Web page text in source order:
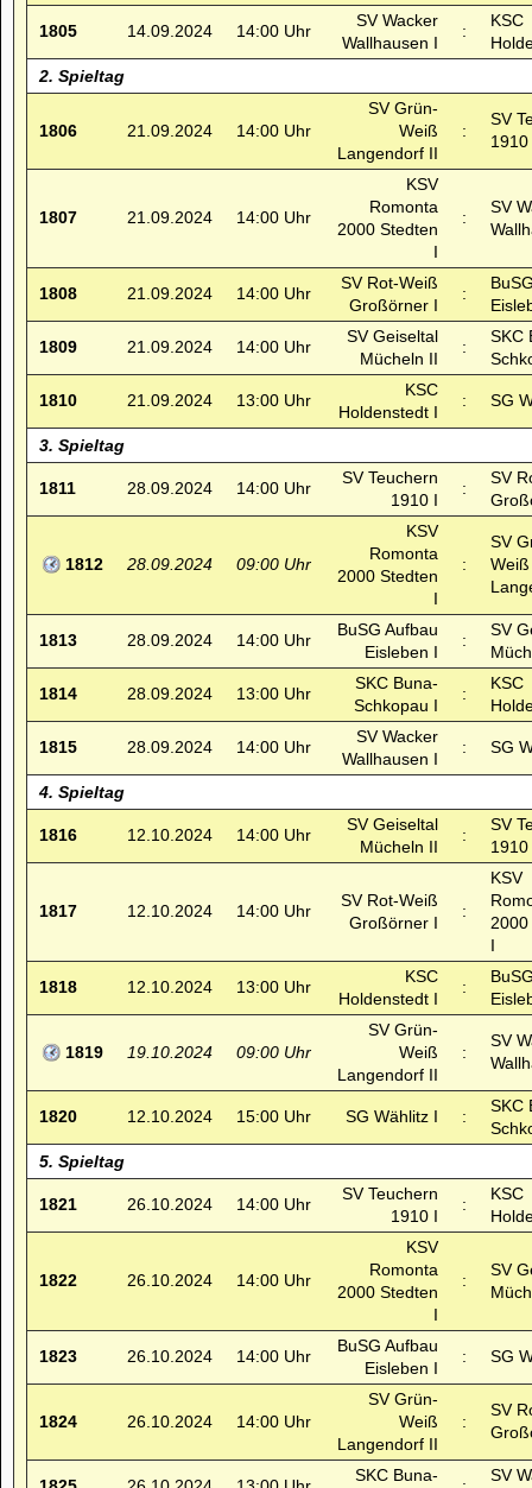
1805 14.09.2024 14:00 Uhr
SV Wacker
Wallhausen I
:
KSC
2. Spieltag
1806 21.09.2024 14:00 Uhr
SV Grün-
Weiß
Langendorf II
:
SV
1910
1807 21.09.2024 14:00 Uhr
KSV
Romonta
2000 Stedten
I
:
SV
1808 21.09.2024 14:00 Uhr
SV Rot-Weiß
Großörner I
:
1809 21.09.2024 14:00 Uhr
SV Geiseltal
Mücheln II
:
SKC
1810 21.09.2024 13:00 Uhr
KSC
Holdenstedt I
: SG
3. Spieltag
1811 28.09.2024 14:00 Uhr
SV Teuchern
1910 I
:
SV
1812 28.09.2024 09:00 Uhr
KSV
Romonta
2000 Stedten
I
:
SV
Weiß
1813 28.09.2024 14:00 Uhr
BuSG Aufbau
Eisleben I
:
SV
1814 28.09.2024 13:00 Uhr
SKC Buna-
Schkopau I
:
KSC
1815 28.09.2024 14:00 Uhr
SV Wacker
Wallhausen I
: SG
4. Spieltag
1816 12.10.2024 14:00 Uhr
SV Geiseltal
Mücheln II
:
SV
1910
1817 12.10.2024 14:00 Uhr
SV Rot-Weiß
Großörner I
:
KSV
2000
I
1818 12.10.2024 13:00 Uhr
KSC
Holdenstedt I
:
1819 19.10.2024 09:00 Uhr
SV Grün-
Weiß
Langendorf II
:
SV
1820 12.10.2024 15:00 Uhr SG Wählitz I :
SKC
5. Spieltag
1821 26.10.2024 14:00 Uhr
SV Teuchern
1910 I
:
KSC
1822 26.10.2024 14:00 Uhr
KSV
Romonta
2000 Stedten
I
:
SV
1823 26.10.2024 14:00 Uhr
BuSG Aufbau
Eisleben I
: SG
1824 26.10.2024 14:00 Uhr
SV Grün-
Weiß
Langendorf II
:
SV
SKC Buna-
SV